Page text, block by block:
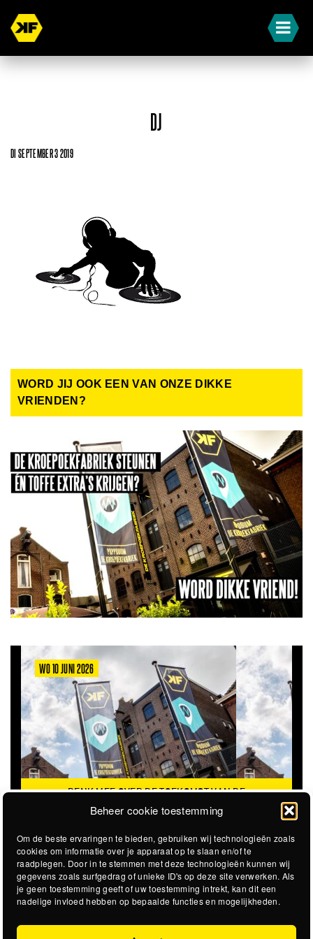
Beheer cookie toestemming
Om de beste ervaringen te bieden, gebruiken wij technologieën zoals
cookies om informatie over je apparaat op te slaan en/of te
raadplegen. Door in te stemmen met deze technologieën kunnen wij
gegevens zoals surfgedrag of unieke ID's op deze site verwerken. Als
je geen toestemming geeft of uw toestemming intrekt, kan dit een
nadelige invloed hebben op bepaalde functies en mogelijkheden.
DJ
DI SEPTEMBER 3 2019
WORD JIJ OOK EEN VAN ONZE DIKKE
VRIENDEN?
WO 10 JUNI 2026
DENK MEE OVER DE TOEKOMST VAN DE
KROEPOEKFABRIEK